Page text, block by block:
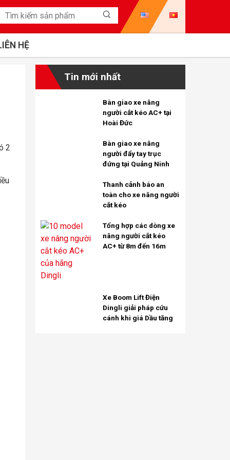
HỆ
2
Tin mới nhất
Bàn giao xe nâng
người cắt kéo AC+ tại
Hoài Đức
Bàn giao xe nâng
người đẩy tay trục
đứng tại Quảng Ninh
Thanh cảnh báo an
toàn cho xe nâng người
cắt kéo
Tổng hợp các dòng xe
nâng người cắt kéo
AC+ từ 8m đến 16m
Xe Boom Lift Điện
Dingli giải pháp cứu
cánh khi giá Dầu tăng